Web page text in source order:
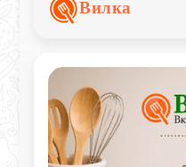
делают вкус
Вилка